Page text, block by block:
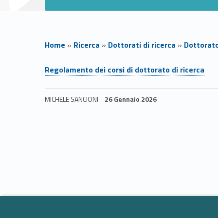
Home » Ricerca » Dottorati di ricerca »
R
e
a
Regolamento dei corsi di dottorato di ricerca
MICHELE SANCIONI 26 Gennaio 2026